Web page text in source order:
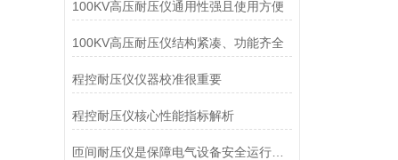
100KV高压耐压仪通用性强且使用方便
100KV高压耐压仪结构紧凑、功能齐全
程控耐压仪仪器校准很重要
程控耐压仪核心性能指标解析
匝间耐压仪是保障电气设备安全运行的守护者